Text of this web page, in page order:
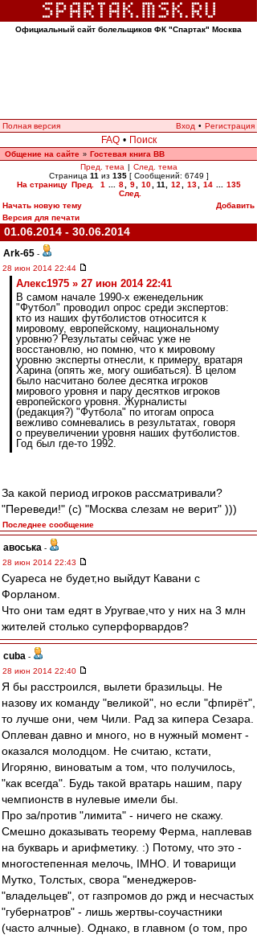
Официальный сайт болельщиков ФК "Спартак" Москва
Полная версия Вход • Регистрация
FAQ • Поиск
Общение на сайте » Гостевая книга ВВ
Пред. тема | След. тема
Страница 11 из 135[ Сообщений: 6749 ]
На страницу Пред. 1 8 9 10 11 12 13 14
135
След.
Начать новую тему
Добавить
Версия для печати
01.06.2014 - 30.06.2014
Ark-65 -
28 июн 2014 22:44
Алекс1975 » 27 июн 2014 22:41
В самом начале 1990-х еженедельник
"Футбол" проводил опрос среди экспертов:
кто из наших футболистов относится к
мировому, европейскому, национальному
уровню? Результаты сейчас уже не
восстановлю, но помню, что к мировому
уровню эксперты отнесли, к примеру, вратаря
Харина (опять же, могу ошибаться). В целом
было насчитано более десятка игроков
мирового уровня и пару десятков игроков
европейского уровня. Журналисты
(редакция?) "Футбола" по итогам опроса
вежливо сомневались в результатах, говоря
о преувеличении уровня наших футболистов.
Год был где-то 1992.
За какой период игроков рассматривали?
"Переведи!" (с) "Москва слезам не верит" )))
Последнее сообщение
авоська -
28 июн 2014 22:43
Суареса не будет,но выйдут Кавани с
Форланом.
Что они там едят в Уругвае,что у них на 3 млн
жителей столько суперфорвардов?
cuba -
28 июн 2014 22:40
Я бы расстроился, вылети бразильцы. Не
назову их команду "великой", но если "фпирёт",
то лучше они, чем Чили. Рад за кипера Сезара.
Оплеван давно и много, но в нужный момент -
оказался молодцом. Не считаю, кстати,
Игоряню, виноватым а том, что получилось,
"как всегда". Будь такой вратарь нашим, пару
чемпионств в нулевые имели бы.
Про за/против "лимита" - ничего не скажу.
Смешно доказывать теорему Ферма, наплевав
на букварь и арифметику. :) Потому, что это -
многостепенная мелочь, IMHO. И товарищи
Мутко, Толстых, свора "менеджеров-
"владельцев", от газпромов до ржд и несчастых
"губернатров" - лишь жертвы-соучастники
(часто алчные). Однако, в главном (о том, про